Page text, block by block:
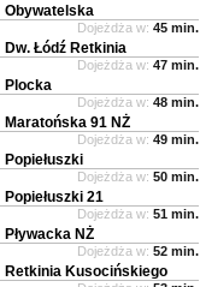
Obywatelska
Dojeżdża w: 45 min.
Dw. Łódź Retkinia
Dojeżdża w: 47 min.
Plocka
Dojeżdża w: 48 min.
Maratońska 91 NŻ
Dojeżdża w: 49 min.
Popiełuszki
Dojeżdża w: 50 min.
Popiełuszki 21
Dojeżdża w: 51 min.
Pływacka NŻ
Dojeżdża w: 52 min.
Retkinia Kusocińskiego